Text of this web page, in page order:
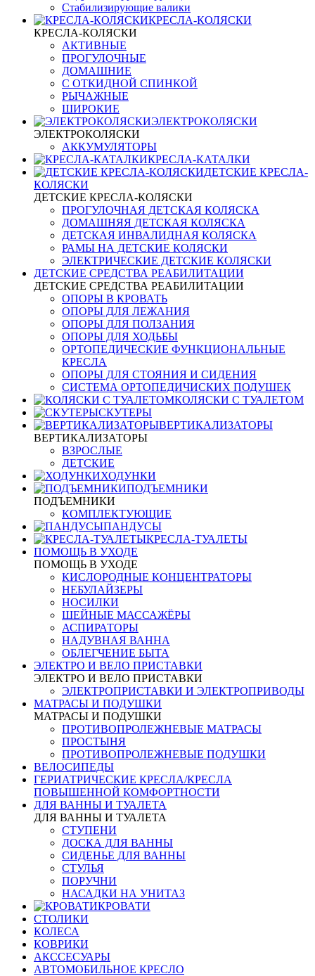
Стабилизирующие валики
КРЕСЛА-КОЛЯСКИ
КРЕСЛА-КОЛЯСКИ
АКТИВНЫЕ
ПРОГУЛОЧНЫЕ
ДОМАШНИЕ
С ОТКИДНОЙ СПИНКОЙ
РЫЧАЖНЫЕ
ШИРОКИЕ
ЭЛЕКТРОКОЛЯСКИ
ЭЛЕКТРОКОЛЯСКИ
АККУМУЛЯТОРЫ
КРЕСЛА-КАТАЛКИ
ДЕТСКИЕ КРЕСЛА-
КОЛЯСКИ
ДЕТСКИЕ КРЕСЛА-КОЛЯСКИ
ПРОГУЛОЧНАЯ ДЕТСКАЯ КОЛЯСКА
ДОМАШНЯЯ ДЕТСКАЯ КОЛЯСКА
ДЕТСКАЯ ИНВАЛИДНАЯ КОЛЯСКА
РАМЫ НА ДЕТСКИЕ КОЛЯСКИ
ЭЛЕКТРИЧЕСКИЕ ДЕТСКИЕ КОЛЯСКИ
ДЕТСКИЕ СРЕДСТВА РЕАБИЛИТАЦИИ
ДЕТСКИЕ СРЕДСТВА РЕАБИЛИТАЦИИ
ОПОРЫ В КРОВАТЬ
ОПОРЫ ДЛЯ ЛЕЖАНИЯ
ОПОРЫ ДЛЯ ПОЛЗАНИЯ
ОПОРЫ ДЛЯ ХОДЬБЫ
ОРТОПЕДИЧЕСКИЕ ФУНКЦИОНАЛЬНЫЕ
КРЕСЛА
ОПОРЫ ДЛЯ СТОЯНИЯ И СИДЕНИЯ
СИСТЕМА ОРТОПЕДИЧИСКИХ ПОДУШЕК
КОЛЯСКИ С ТУАЛЕТОМ
СКУТЕРЫ
ВЕРТИКАЛИЗАТОРЫ
ВЕРТИКАЛИЗАТОРЫ
ВЗРОСЛЫЕ
ДЕТСКИЕ
ХОДУНКИ
ПОДЪЕМНИКИ
ПОДЪЕМНИКИ
КОМПЛЕКТУЮЩИЕ
ПАНДУСЫ
КРЕСЛА-ТУАЛЕТЫ
ПОМОЩЬ В УХОДЕ
ПОМОЩЬ В УХОДЕ
КИСЛОРОДНЫЕ КОНЦЕНТРАТОРЫ
НЕБУЛАЙЗЕРЫ
НОСИЛКИ
ШЕЙНЫЕ МАССАЖЁРЫ
АСПИРАТОРЫ
НАДУВНАЯ ВАННА
ОБЛЕГЧЕНИЕ БЫТА
ЭЛЕКТРО И ВЕЛО ПРИСТАВКИ
ЭЛЕКТРО И ВЕЛО ПРИСТАВКИ
ЭЛЕКТРОПРИСТАВКИ И ЭЛЕКТРОПРИВОДЫ
МАТРАСЫ И ПОДУШКИ
МАТРАСЫ И ПОДУШКИ
ПРОТИВОПРОЛЕЖНЕВЫЕ МАТРАСЫ
ПРОСТЫНЯ
ПРОТИВОПРОЛЕЖНЕВЫЕ ПОДУШКИ
ВЕЛОСИПЕДЫ
ГЕРИАТРИЧЕСКИЕ КРЕСЛА/КРЕСЛА
ПОВЫШЕННОЙ КОМФОРТНОСТИ
ДЛЯ ВАННЫ И ТУАЛЕТА
ДЛЯ ВАННЫ И ТУАЛЕТА
СТУПЕНИ
ДОСКА ДЛЯ ВАННЫ
СИДЕНЬЕ ДЛЯ ВАННЫ
СТУЛЬЯ
ПОРУЧНИ
НАСАДКИ НА УНИТАЗ
КРОВАТИ
СТОЛИКИ
КОЛЕСА
КОВРИКИ
АКССЕСУАРЫ
АВТОМОБИЛЬНОЕ КРЕСЛО